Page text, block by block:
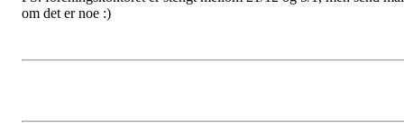
om det er noe :)